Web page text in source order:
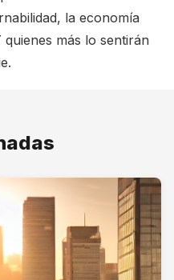
la economía
más lo sentirán